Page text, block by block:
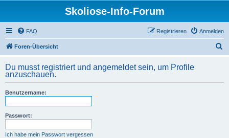
Skoliose-Info-Forum
FAQ Anmelden
Registrieren
Foren-Übersicht
h
Du musst registriert und angemeldet sein, um Profile
anzuschauen.
Benutzername:
Passwort:
Ich habe mein Passwort vergessen